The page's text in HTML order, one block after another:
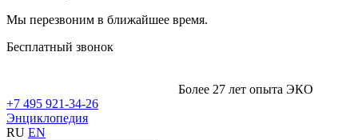
Мы перезвоним в ближайшее время.
Бесплатный звонок
Более 27 лет опыта ЭКО
+7 495 921-34-26
Энциклопедия
RU EN